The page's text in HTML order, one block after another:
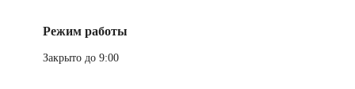
Режим работы
Закрыто до 9:00